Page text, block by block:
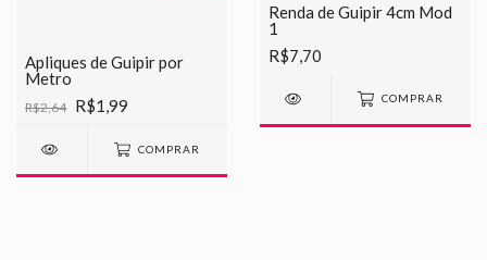
Apliques de Guipir por
Metro
R$2,64 R$1,99
COMPRAR
Renda de Guipir 4cm Mod
1
R$7,70
COMPRAR